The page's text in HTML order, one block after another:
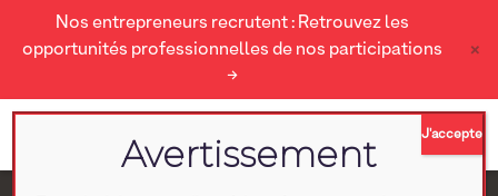
Nos entrepreneurs recrutent : Retrouvez les
opportunités professionnelles de nos participations
→
×